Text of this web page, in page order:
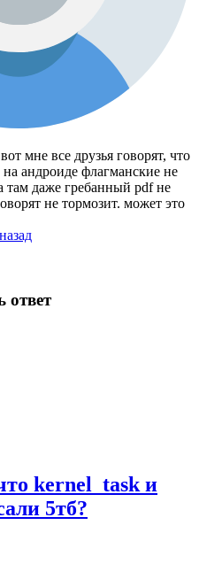
мне все друзья говорят, что
андроиде флагманские не
там даже гребанный pdf не
не тормозит. может это
ответ
kernel_task и
5тб?